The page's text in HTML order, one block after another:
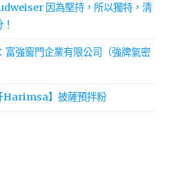
因為堅持，所以獨特，清
富強窗門企業有限公司（強牌氣密
Harimsa】披薩預拌粉